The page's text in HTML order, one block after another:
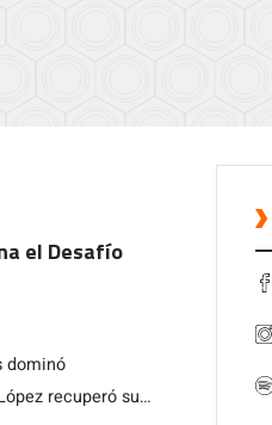
el Desafío
dominó
recuperó su